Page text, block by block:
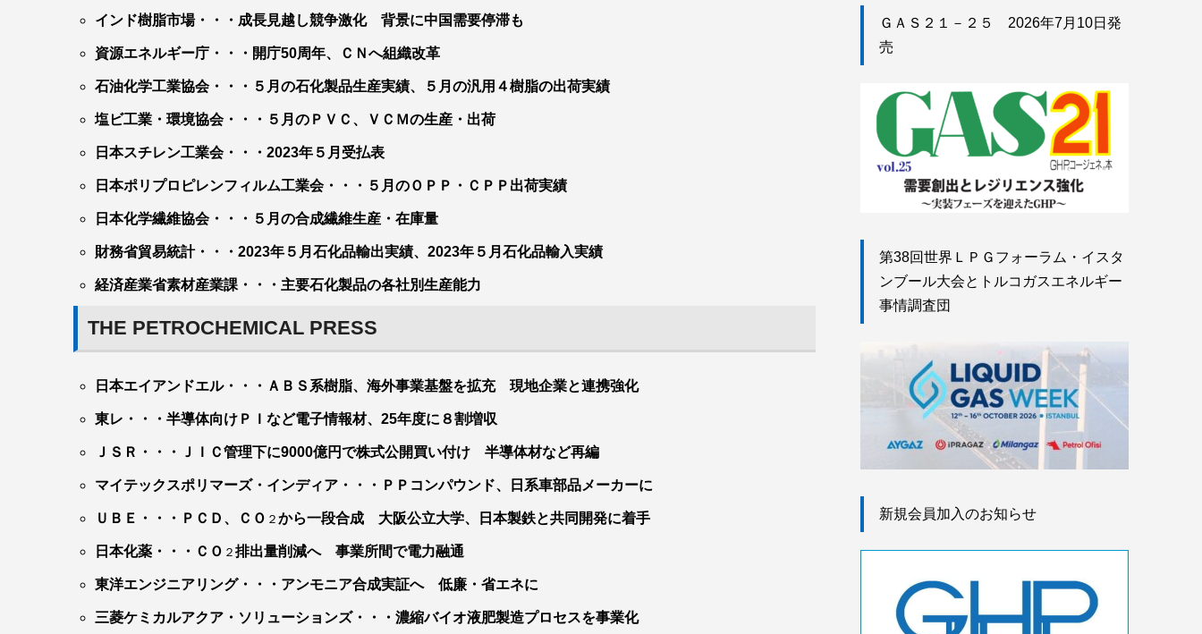
インド樹脂市場・・・成長見越し競争激化 背景に中国需要停滞も
資源エネルギー庁・・・開庁50周年、ＣＮへ組織改革
石油化学工業協会・・・５月の石化製品生産実績、５月の汎用４樹脂の出荷実績
塩ビ工業・環境協会・・・５月のＰＶＣ、ＶＣＭの生産・出荷
日本スチレン工業会・・・2023年５月受払表
日本ポリプロピレンフィルム工業会・・・５月のＯＰＰ・ＣＰＰ出荷実績
日本化学繊維協会・・・５月の合成繊維生産・在庫量
財務省貿易統計・・・2023年５月石化品輸出実績、2023年５月石化品輸入実績
経済産業省素材産業課・・・主要石化製品の各社別生産能力
THE PETROCHEMICAL PRESS
日本エイアンドエル・・・ＡＢＳ系樹脂、海外事業基盤を拡充 現地企業と連携強化
東レ・・・半導体向けＰＩなど電子情報材、25年度に８割増収
ＪＳＲ・・・ＪＩＣ管理下に9000億円で株式公開買い付け 半導体材など再編
マイテックスポリマーズ・インディア・・・ＰＰコンパウンド、日系車部品メーカーに
ＵＢＥ・・・ＰＣＤ、ＣＯ ２ から一段合成 大阪公立大学、日本製鉄と共同開発に着手
日本化薬・・・ＣＯ ２ 排出量削減へ 事業所間で電力融通
東洋エンジニアリング・・・アンモニア合成実証へ 低廉・省エネに
三菱ケミカルアクア・ソリューションズ・・・濃縮バイオ液肥製造プロセスを事業化
ＧＡＳ２１－２５ 2026年7月10日発
売
第38回世界ＬＰＧフォーラム・イスタ
ンブール大会とトルコガスエネルギー
事情調査団
新規会員加入のお知らせ